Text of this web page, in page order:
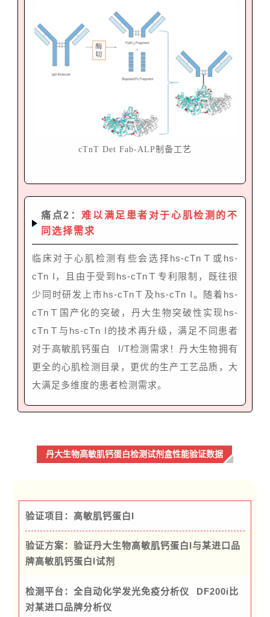
cTnT Det Fab-ALP制备工艺
痛点2：难以满足患者对于心肌检测的不
同选择需求
临床对于心肌检测有些会选择hs-cTnＴ或hs-
cTn I，且由于受到hs-cTnＴ专利限制，既往很
少同时研发上市hs-cTnＴ及hs-cTn I。随着hs-
cTnＴ国产化的突破，丹大生物突破性实现hs-
cTnＴ与hs-cTn I的技术再升级，满足不同患者
对于高敏肌钙蛋白
I/T检测需求！丹大生物拥有
更全的心肌检测目录，更优的生产工艺品质，大
大满足多维度的患者检测需求。
丹大生物高敏肌钙蛋白检测试剂盒性能验证数据
验证项目：高敏肌钙蛋白I
验证方案：验证丹大生物高敏肌钙蛋白I与某进口品
牌高敏肌钙蛋白I试剂
检测平台： 全自动化学发光免疫分析仪
DF200i比
对某进口品牌分析仪